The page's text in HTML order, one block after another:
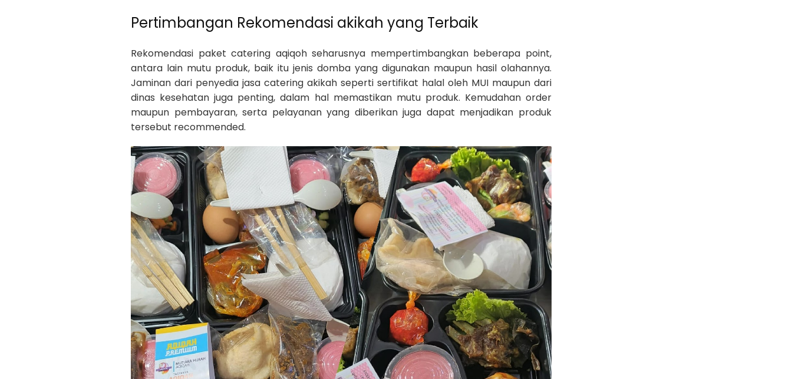
Pertimbangan Rekomendasi akikah yang Terbaik
Rekomendasi paket catering aqiqoh seharusnya mempertimbangkan beberapa point,
antara lain mutu produk, baik itu jenis domba yang digunakan maupun hasil olahannya.
Jaminan dari penyedia jasa catering akikah seperti sertifikat halal oleh MUI maupun dari
dinas kesehatan juga penting, dalam hal memastikan mutu produk. Kemudahan order
maupun pembayaran, serta pelayanan yang diberikan juga dapat menjadikan produk
tersebut recommended.